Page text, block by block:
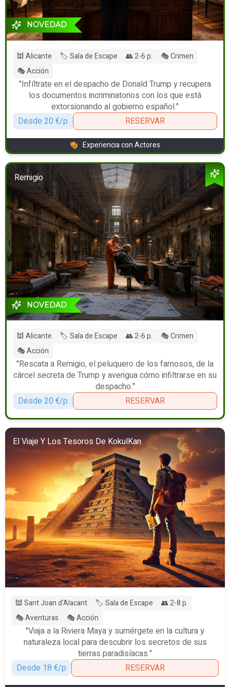
NOVEDAD
🕍 Alicante 🏷️ Sala de Escape 👥 2-6 p.
🎭 Crimen
🎭 Acción
"Infíltrate en el despacho de Donald Trump y recupera
los documentos incriminatorios con los que está
extorsionando al gobierno español."
Desde 20 €/p
RESERVAR
Experiencia con Actores
Remigio
NOVEDAD
🕍 Alicante 🏷️ Sala de Escape 👥 2-6 p.
🎭 Crimen
🎭 Acción
"Rescata a Remigio, el peluquero de los famosos, de la
cárcel secreta de Trump y averigua cómo infiltrarse en su
despacho."
Desde 20 €/p
RESERVAR
El Viaje Y Los Tesoros De KokulKan
🕍 Sant Joan d'Alacant 🏷️ Sala de Escape
👥 2-8 p.
🎭 Aventuras
🎭 Acción
"Viaja a la Riviera Maya y sumérgete en la cultura y
naturaleza local para descubrir los secretos de sus
tierras paradisíacas."
Desde 18 €/p
RESERVAR